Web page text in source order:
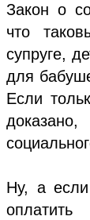
Закон о
что
супруге,
для
Если
Ну, а